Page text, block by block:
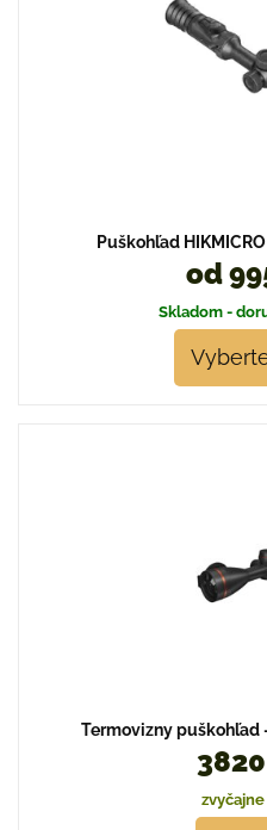
Puškohľad
od
Skladom -
Termovizny puškohľad
zvyčajne